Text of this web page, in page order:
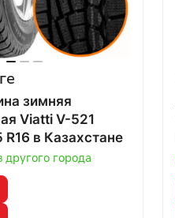
зимняя
Viatti V-521
Brina 225/55 R16 в Казахстане
города